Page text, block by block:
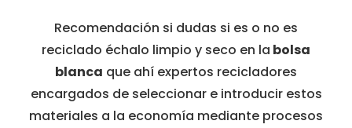
Recomendación si dudas si es o no es
reciclado échalo limpio y seco en la bolsa
blanca que ahí expertos recicladores
encargados de seleccionar e introducir estos
materiales a la economía mediante procesos